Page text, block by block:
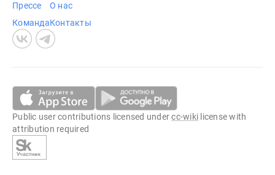
Прессе
Команда
О нас
Контакты
Public user contributions licensed undercc-wiki license with
attribution required